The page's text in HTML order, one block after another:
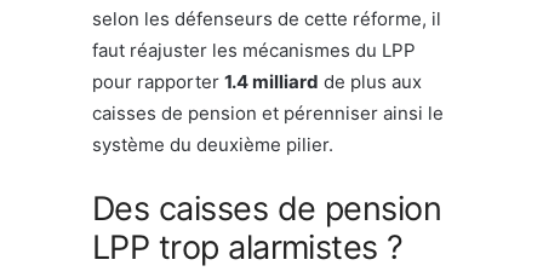
selon les défenseurs de cette réforme, il
faut réajuster les mécanismes du LPP
pour rapporter 1.4 milliard de plus aux
caisses de pension et pérenniser ainsi le
système du deuxième pilier.
Des caisses de pension
LPP trop alarmistes ?